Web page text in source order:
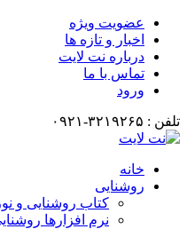
عضویت ویژه
اخبار و تازه ها
درباره نت لایت
تماس با ما
ورود
تلفن : ۳۲۱۹۲۶۵-۰۹۲۱
خانه
روشنایی
کتاب روشنایی و
نرم افزارها